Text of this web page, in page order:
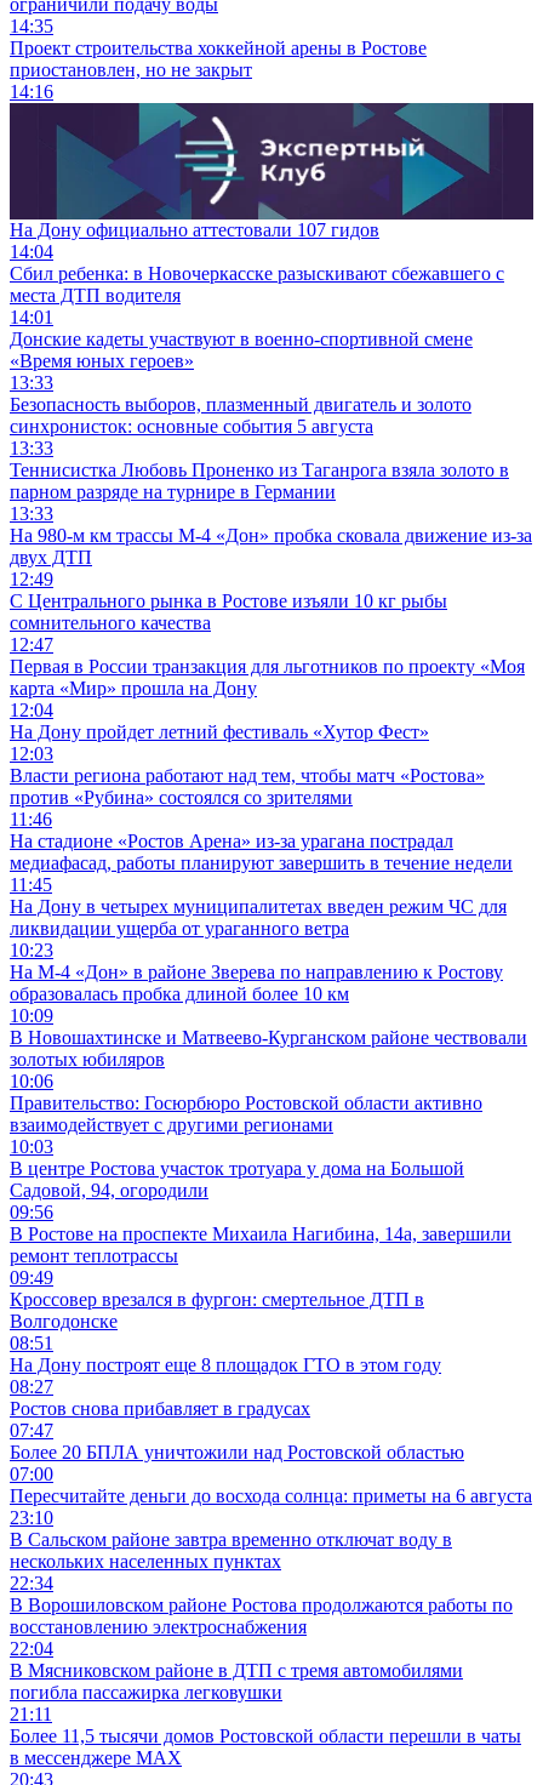
14:35
Проект строительства хоккейной арены в Ростове
приостановлен, но не закрыт
14:16
На Дону официально аттестовали 107 гидов
14:04
Сбил ребенка: в Новочеркасске разыскивают сбежавшего с
места ДТП водителя
14:01
Донские кадеты участвуют в военно-спортивной смене
«Время юных героев»
13:33
Безопасность выборов, плазменный двигатель и золото
синхронисток: основные события 5 августа
13:33
Теннисистка Любовь Проненко из Таганрога взяла золото в
парном разряде на турнире в Германии
13:33
На 980‑м км трассы М‑4 «Дон» пробка сковала движение из-за
двух ДТП
12:49
С Центрального рынка в Ростове изъяли 10 кг рыбы
сомнительного качества
12:47
Первая в России транзакция для льготников по проекту «Моя
карта «Мир» прошла на Дону
12:04
На Дону пройдет летний фестиваль «Хутор Фест»
12:03
Власти региона работают над тем, чтобы матч «Ростова»
против «Рубина» состоялся со зрителями
11:46
На стадионе «Ростов Арена» из-за урагана пострадал
медиафасад, работы планируют завершить в течение недели
11:45
На Дону в четырех муниципалитетах введен режим ЧС для
ликвидации ущерба от ураганного ветра
10:23
На М-4 «Дон» в районе Зверева по направлению к Ростову
образовалась пробка длиной более 10 км
10:09
В Новошахтинске и Матвеево-Курганском районе чествовали
золотых юбиляров
10:06
Правительство: Госюрбюро Ростовской области активно
взаимодействует с другими регионами
10:03
В центре Ростова участок тротуара у дома на Большой
Садовой, 94, огородили
09:56
В Ростове на проспекте Михаила Нагибина, 14а, завершили
ремонт теплотрассы
09:49
Кроссовер врезался в фургон: смертельное ДТП в
Волгодонске
08:51
На Дону построят еще 8 площадок ГТО в этом году
08:27
Ростов снова прибавляет в градусах
07:47
Более 20 БПЛА уничтожили над Ростовской областью
07:00
Пересчитайте деньги до восхода солнца: приметы на 6 августа
23:10
В Сальском районе завтра временно отключат воду в
нескольких населенных пунктах
22:34
В Ворошиловском районе Ростова продолжаются работы по
восстановлению электроснабжения
22:04
В Мясниковском районе в ДТП с тремя автомобилями
погибла пассажирка легковушки
21:11
Более 11,5 тысячи домов Ростовской области перешли в чаты
в мессенджере MAX
20:43